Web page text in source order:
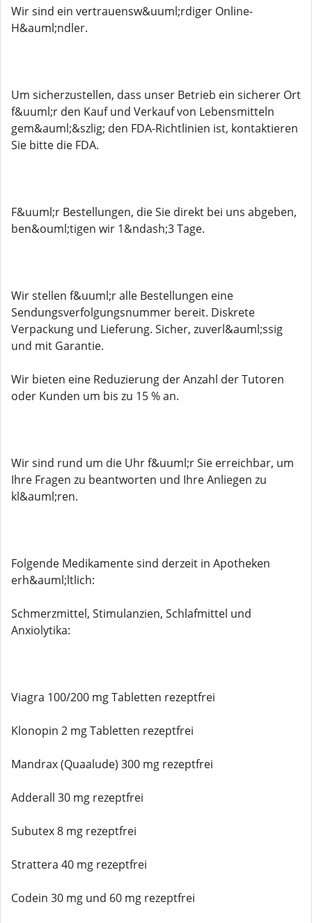
Wir sind ein vertrauensw&uuml;rdiger Online-
H&auml;ndler.
Um sicherzustellen, dass unser Betrieb ein sicherer Ort
f&uuml;r den Kauf und Verkauf von Lebensmitteln
gem&auml;&szlig; den FDA-Richtlinien ist, kontaktieren
Sie bitte die FDA.
F&uuml;r Bestellungen, die Sie direkt bei uns abgeben,
ben&ouml;tigen wir 1&ndash;3 Tage.
Wir stellen f&uuml;r alle Bestellungen eine
Sendungsverfolgungsnummer bereit. Diskrete
Verpackung und Lieferung. Sicher, zuverl&auml;ssig
und mit Garantie.
Wir bieten eine Reduzierung der Anzahl der Tutoren
oder Kunden um bis zu 15 % an.
Wir sind rund um die Uhr f&uuml;r Sie erreichbar, um
Ihre Fragen zu beantworten und Ihre Anliegen zu
kl&auml;ren.
Folgende Medikamente sind derzeit in Apotheken
erh&auml;ltlich:
Schmerzmittel, Stimulanzien, Schlafmittel und
Anxiolytika:
Viagra 100/200 mg Tabletten rezeptfrei
Klonopin 2 mg Tabletten rezeptfrei
Mandrax (Quaalude) 300 mg rezeptfrei
Adderall 30 mg rezeptfrei
Subutex 8 mg rezeptfrei
Strattera 40 mg rezeptfrei
Codein 30 mg und 60 mg rezeptfrei